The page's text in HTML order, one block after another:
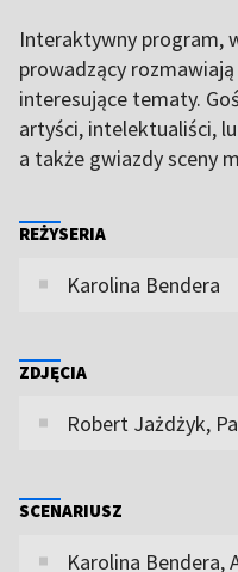
Interaktywny program,
prowadzący
interesujące tematy.
artyści, intelektualiści,
a także gwiazdy sceny
REŻYSERIA
Karolina Bendera
ZDJĘCIA
Robert Jażdżyk,
SCENARIUSZ
Karolina Bendera,